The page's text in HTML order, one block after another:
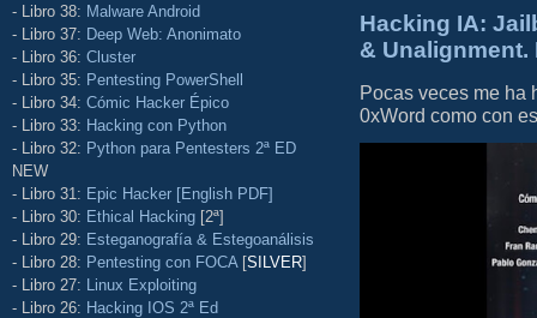
- Libro 38: Malware Android
- Libro 37: Deep Web: Anonimato
- Libro 36: Cluster
- Libro 35: Pentesting PowerShell
- Libro 34: Cómic Hacker Épico
- Libro 33: Hacking con Python
- Libro 32: Python para Pentesters 2ª ED
NEW
- Libro 31: Epic Hacker [English PDF]
- Libro 30: Ethical Hacking [2ª]
- Libro 29: Esteganografía & Estegoanálisis
- Libro 28: Pentesting con FOCA [SILVER]
- Libro 27: Linux Exploiting
- Libro 26: Hacking IOS 2ª Ed
Hacking IA:
&
Pocas veces me ha
0xWord como con